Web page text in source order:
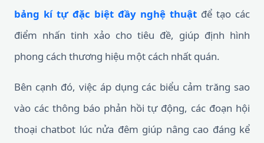
bảng kí tự đặc biệt đầy nghệ thuật để tạo các
điểm nhấn tinh xảo cho tiêu đề, giúp định hình
phong cách thương hiệu một cách nhất quán.
Bên cạnh đó, việc áp dụng các biểu cảm trăng sao
vào các thông báo phản hồi tự động, các đoạn hội
thoại chatbot lúc nửa đêm giúp nâng cao đáng kể